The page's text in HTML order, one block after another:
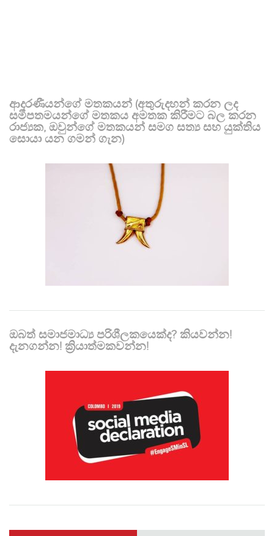
ආදරණීයන්ගේ මතකයන් (අතුරුදහන් කරන ලද
සමීපතමයන්ගේ මතකය අමතක කිරීමට බල කරන
රාජ්‍යක, ඔවුන්ගේ මතකයන් සමග සත්‍ය සහ යුක්තිය
සොයා යන ගමන් ගැන)
ඔබත් සමාජමාධ්‍ය පරිශීලකයෙක්ද? කියවන්න!
දැනගන්න! ක්‍රියාත්මකවන්න!